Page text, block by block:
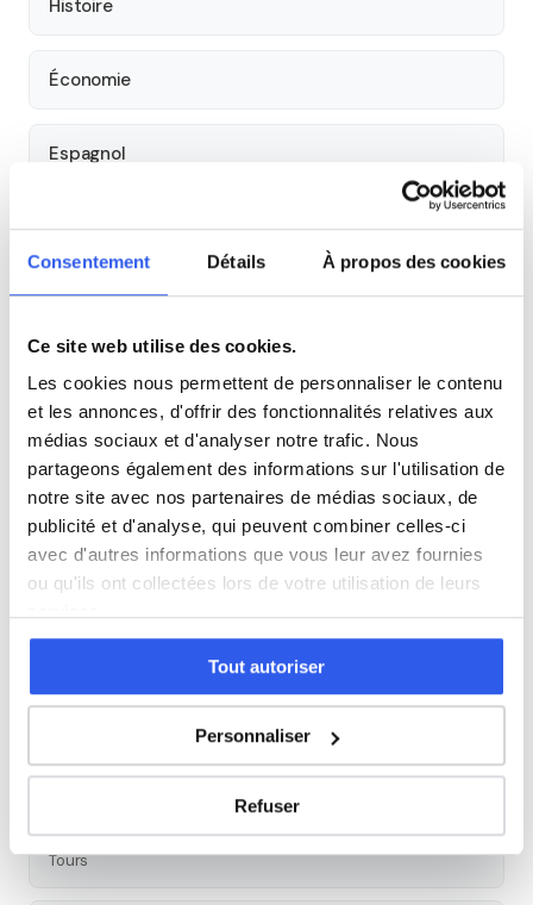
Consentement Détails À propos des cookies
Ce site web utilise des cookies.
Les cookies nous permettent de personnaliser le contenu
et les annonces, d'offrir des fonctionnalités relatives aux
médias sociaux et d'analyser notre trafic. Nous
partageons également des informations sur l'utilisation de
notre site avec nos partenaires de médias sociaux, de
publicité et d'analyse, qui peuvent combiner celles-ci
avec d'autres informations que vous leur avez fournies
ou qu'ils ont collectées lors de votre utilisation de leurs
Tout autoriser
Personnaliser
Refuser
Histoire
Économie
Espagnol
Allemand
Cours par niveau
Tous les cours particuliers à Tours
Découvrez l'ensemble de notre offre à Tours : Voir tous les
cours à Tours →
Autres lycées à proximité
Lycée privé Marmoutier
Lycée privé Saint-Grégoire
Tours
Lycée professionnel Victor Laloux
Tours